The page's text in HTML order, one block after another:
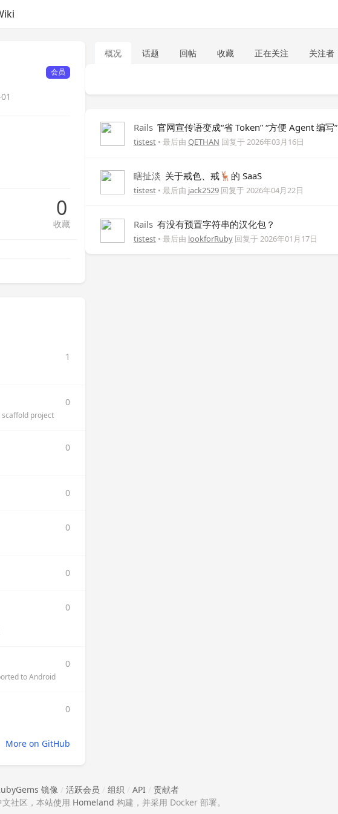
会员
0
收藏
1
0
scaffold project
0
0
0
0
0
0
to Android
0
More on GitHub
概况 话题 回帖 收藏 正在关注 关注者
Rails 官网宣传语变成“省 Token” “方便 Agent 编写”
tistest • 最后由 QETHAN 回复于2026年03月16日
瞎扯淡 关于戒色、戒🦌的 SaaS
tistest • 最后由 jack2529回复于2026年04月22日
Rails 有没有预置字符串的汉化包？
tistest • 最后由 lookforRuby回复于2026年01月17日
镜像 / 活跃会员 / 组织 / API / 贡献者
社区，本站使用 Homeland 构建，并采用 Docker 部署。